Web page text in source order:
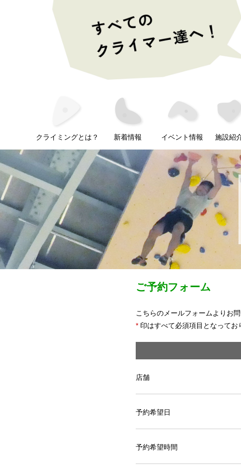
クライミングとは？ 新着情報 イベント情報 施設紹
ご予約フォーム
こちらのメールフォームよりお
* 印はすべて必須項目となってお
店舗
予約希望日
予約希望時間